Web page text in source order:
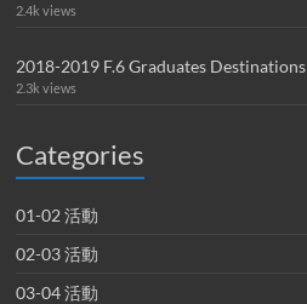
2.4k views
2018-2019 F.6 Graduates Destinations
2.3k views
Categories
01-02 活動
02-03 活動
03-04 活動